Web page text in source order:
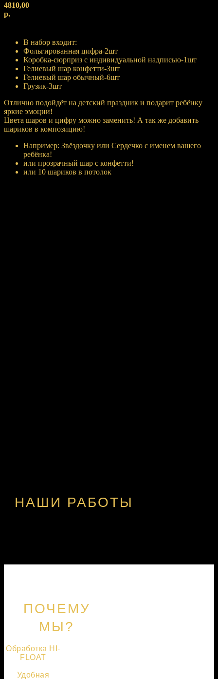
4810,00
р.
В набор входит:
Фольгированная цифра-2шт
Коробка-сюрприз с индивидуальной надписью-1шт
Гелиевый шар конфетти-3шт
Гелиевый шар обычный-6шт
Грузик-3шт
Отлично подойдёт на детский праздник и подарит ребёнку
яркие эмоции!
Цвета шаров и цифру можно заменить! А так же добавить
шариков в композицию!
Например: Звёздочку или Сердечко с именем вашего
ребёнка!
или прозрачный шар с конфетти!
или 10 шариков в потолок
ПОЧЕМУ
МЫ?
Обработка HI-
FLOAT
Удобная
НАШИ РАБОТЫ